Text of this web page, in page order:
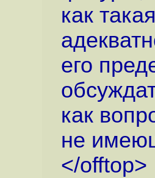
как
его
как
не
</offtop>